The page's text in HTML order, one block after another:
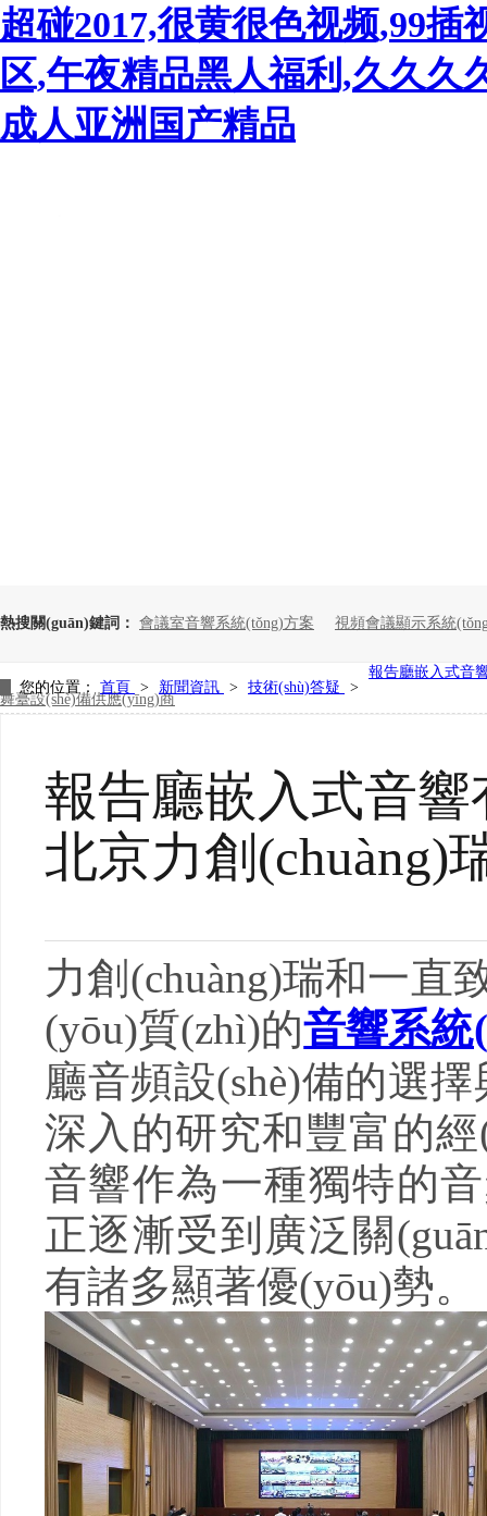
超碰2017,很黄很色视频,99
区,午夜精品黑人福利,久久久
成人亚洲国产精品
熱搜關(guān)鍵詞： 會議室音響系統(tǒng)方案 視頻會議顯示系統
舞臺設(shè)備供應(yīng)商
您的位置： 首頁 > 新聞資訊 > 技術(shù)答疑 >
報告廳嵌入式音
報告廳嵌入式音
北京力創(chuàng)
力創(chuàng)瑞和一直
(yōu)質(zhì)的音響系統
廳音頻設(shè)備的選擇
深入的研究和豐富的
音響作為一種獨特的音
正逐漸受到廣泛關
有諸多顯著優(yōu)勢。